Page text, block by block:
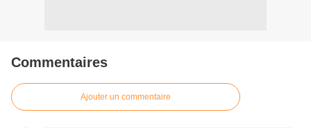
Commentaires
Ajouter un commentaire